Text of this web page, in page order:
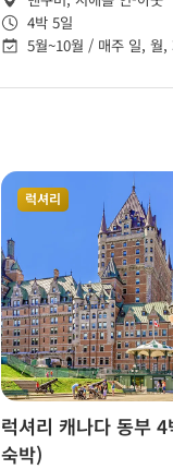
4박 5일
5월~10월 / 매주 일, 월
럭셔리
럭셔리 캐나다 동부
숙박)